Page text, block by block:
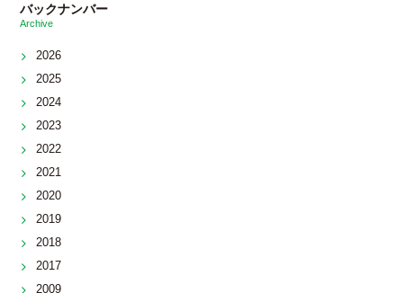
バックナンバー
Archive
2026
2025
2024
2023
2022
2021
2020
2019
2018
2017
2009